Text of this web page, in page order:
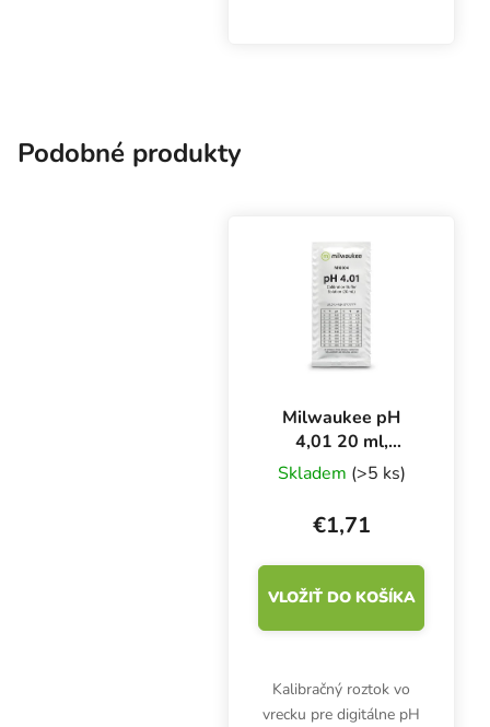
Podobné produkty
Milwaukee pH
4,01 20 ml,
kalibračný roztok
Skladem (>5 ks)
€1,71
VLOŽIŤ DO KOŠÍKA
Kalibračný roztok vo
vrecku pre digitálne pH